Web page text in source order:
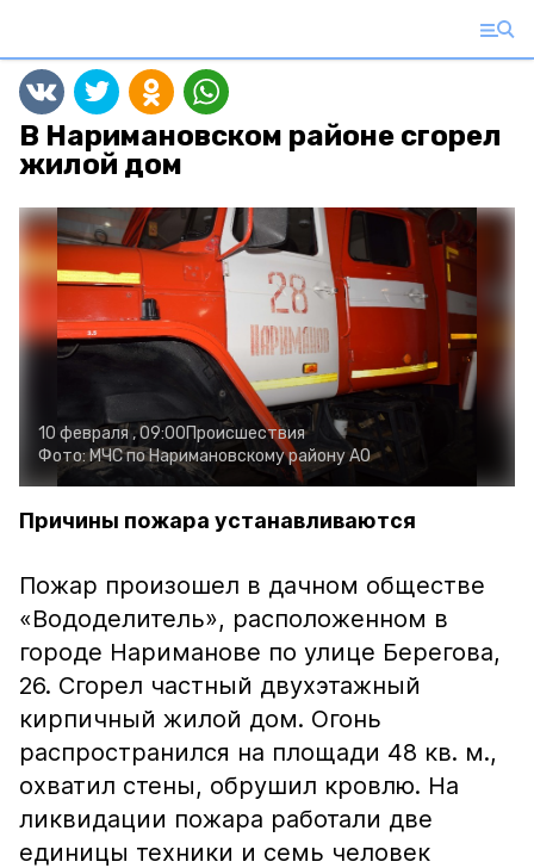
В Наримановском районе сгорел
жилой дом
10 февраля , 09:00Происшествия
Фото:МЧС по Наримановскому району АО
Причины пожара устанавливаются
Пожар произошел в дачном обществе
«Вододелитель», расположенном в
городе Нариманове по улице Берегова,
26. Сгорел частный двухэтажный
кирпичный жилой дом. Огонь
распространился на площади 48 кв. м.,
охватил стены, обрушил кровлю. На
ликвидации пожара работали две
единицы техники и семь человек